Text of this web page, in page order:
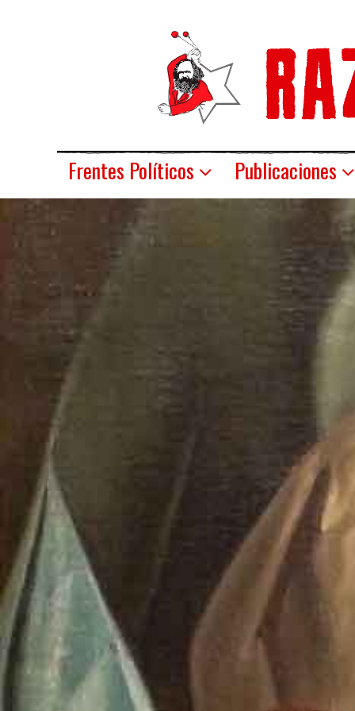
Frentes Políticos Publicaciones